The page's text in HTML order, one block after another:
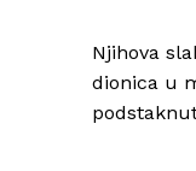
Njihova
dionica u